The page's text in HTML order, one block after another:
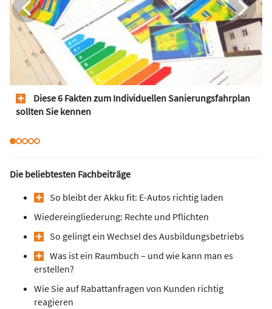
Diese 6 Fakten zum Individuellen Sanierungsfahrplan
sollten Sie kennen
Die beliebtesten Fachbeiträge
So bleibt der Akku fit: E-Autos richtig laden
Wiedereingliederung: Rechte und Pflichten
So gelingt ein Wechsel des Ausbildungsbetriebs
Was ist ein Raumbuch – und wie kann man es
erstellen?
Wie Sie auf Rabattanfragen von Kunden richtig
reagieren